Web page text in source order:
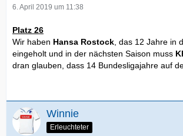
6. April 2019 um 11:38
Platz 26
Wir haben Hansa Rostock , das 12 Jahre in
eingeholt und in der nächsten Saison muss
dran glauben, dass 14 Bundesligajahre auf
Winnie
Erleuchteter